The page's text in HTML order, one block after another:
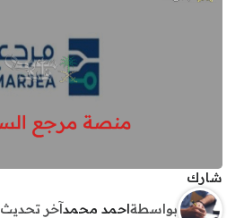
شارك
بواسطةاحمد محمدآخر تحديث